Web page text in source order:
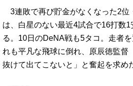
3連敗で再び貯金がなくなった2位
は、白星のない最近4試合で16打数
る。10日のDeNA戦も5タコ。走者
れも平凡な飛球に倒れ、原辰徳監督
抜けて出てこないと」と奮起を求め